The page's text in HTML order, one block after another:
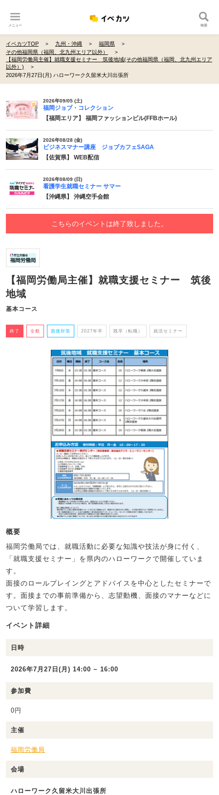
メニュー 検索
イベカツTOP 九州・沖縄
福岡県
その他福岡県（福岡、北九州エリア以外）
【福岡労働局主催】就職支援セミナー 筑後地域(その他福岡県（福岡、北九州エリア
以外）)
2026年7月27日(月) ハローワーク久留米大川出張所
2026年09/05 (土)
福岡ジョブ・コレクション
【福岡エリア】 福岡ファッションビル(FFBホール)
2026年08/28 (金)
ビジネスマナー講座 ジョブカフェSAGA
【佐賀県】 WEB配信
2026年08/09 (日)
看護学生就職セミナー サマー
【沖縄県】 沖縄空手会館
こちらのイベントは終了致しました。
【福岡労働局主催】就職支援セミナー 筑後
地域
基本コース
終了 全般 面接対策 2027年卒 既卒（転職） 就活セミナー
概要
福岡労働局では、就職活動に必要な知識や技法が身に付く、
「就職支援セミナー」を県内のハローワークで開催していま
す。
面接のロールプレイングとアドバイスを中心としたセミナーで
す。面接までの事前準備から、志望動機、面接のマナーなどに
ついて学習します。
イベント詳細
日時
2026年7月27日(月) 14:00 ~ 16:00
参加費
0円
主催
福岡労働局
会場
ハローワーク久留米大川出張所